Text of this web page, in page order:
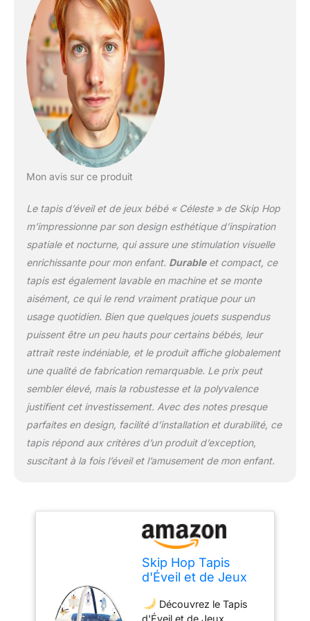
miroir... Enfin, et surtout,
le tapis inclu est ultra
moelleux et offre un
confort inédit.
d'Éveil Bébé - Notre tapis
d'éveil pour bébé a été
spécialement conçu pour
l'éveil et le divertissement
de votre enfant. Il est
notamment doté d'une
doudou, le hochet raton
laveur avec une étoile
jouet de dentition, le loup
chouette des neiges
texturée.
Éveil Visuel
- Le tapis de jeu et
d'activités d'éveils extra
thème de la galaxie est
fait de couleurs et
textures contrastées qui
stimuleront tous les sens
sens visuel. De plus, le
miroir amovible étoile
filante permettra lui aussi
d'encourager l'éveil de
bébé de jouer de trois
façons différentes : sur le
ventre, assis et sur le
dos. Le croissant de lune
d'éveil est multi fonction,
il permet notamment de
Mon avis sur ce produit
Le tapis d’éveil et de jeux bébé « Céleste » de Skip Hop
m’impressionne par son design esthétique d’inspiration
spatiale et nocturne, qui assure une stimulation visuelle
enrichissante pour mon enfant. Durableet compact, ce
tapis est également lavable en machine et se monte
aisément, ce qui le rend vraiment pratique pour un
usage quotidien. Bien que quelques jouets suspendus
puissent être un peu hauts pour certains bébés, leur
attrait reste indéniable, et le produit affiche globalement
une qualité de fabrication remarquable. Le prix peut
sembler élevé, mais la robustesse et la polyvalence
justifient cet investissement. Avec des notes presque
parfaites en design, facilité d’installation et durabilité, ce
tapis répond aux critères d’un produit d’exception,
suscitant à la fois l’éveil et l’amusement de mon enfant.
Skip Hop Tapis
d'Éveil et de Jeux
Céleste dès la
Découvrez le Tapis
d'Éveil et de Jeux